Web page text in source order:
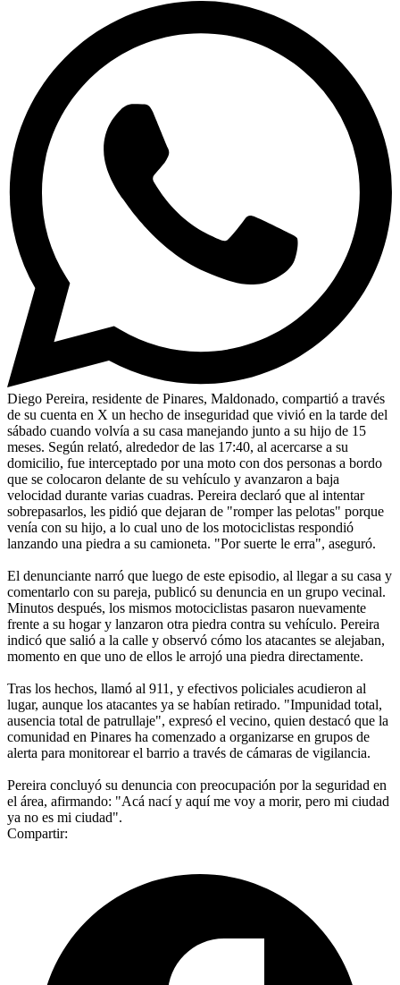
Diego Pereira, residente de Pinares, Maldonado, compartió a través
de su cuenta en X un hecho de inseguridad que vivió en la tarde del
sábado cuando volvía a su casa manejando junto a su hijo de 15
meses. Según relató, alrededor de las 17:40, al acercarse a su
domicilio, fue interceptado por una moto con dos personas a bordo
que se colocaron delante de su vehículo y avanzaron a baja
velocidad durante varias cuadras. Pereira declaró que al intentar
sobrepasarlos, les pidió que dejaran de "romper las pelotas" porque
venía con su hijo, a lo cual uno de los motociclistas respondió
lanzando una piedra a su camioneta. "Por suerte le erra", aseguró.
El denunciante narró que luego de este episodio, al llegar a su casa y
comentarlo con su pareja, publicó su denuncia en un grupo vecinal.
Minutos después, los mismos motociclistas pasaron nuevamente
frente a su hogar y lanzaron otra piedra contra su vehículo. Pereira
indicó que salió a la calle y observó cómo los atacantes se alejaban,
momento en que uno de ellos le arrojó una piedra directamente.
Tras los hechos, llamó al 911, y efectivos policiales acudieron al
lugar, aunque los atacantes ya se habían retirado. "Impunidad total,
ausencia total de patrullaje", expresó el vecino, quien destacó que la
comunidad en Pinares ha comenzado a organizarse en grupos de
alerta para monitorear el barrio a través de cámaras de vigilancia.
Pereira concluyó su denuncia con preocupación por la seguridad en
el área, afirmando: "Acá nací y aquí me voy a morir, pero mi ciudad
ya no es mi ciudad".
Compartir: